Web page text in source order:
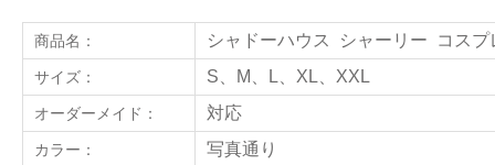
商品名： シャドーハウス シャーリー コスプ
サイズ： S、M、L、XL 、XXL
オーダーメイド： 対応
カラー： 写真通り